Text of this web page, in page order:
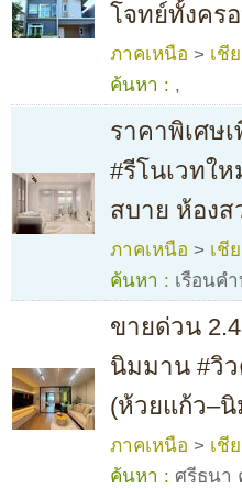
โจทย์ทั้งคร
ภาคเหนือ > เชี
ค้นหา : ,
ราคาพิเศษ
#รีโนเวทใ
สบาย ห้อง
ภาคเหนือ > เชี
ค้นหา : เรือนค
ขายด่วน
นิมมาน #วิ
(ห้วยแก้ว–
ภาคเหนือ > เชี
ค้นหา : ศรีธนา